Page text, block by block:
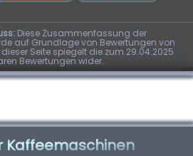
Diese Zusammenfassung der
auf Grundlage von Bewertungen von
Seite spiegelt die zum 29.04.2025
Bewertungen wider.
Kaffeemaschinen